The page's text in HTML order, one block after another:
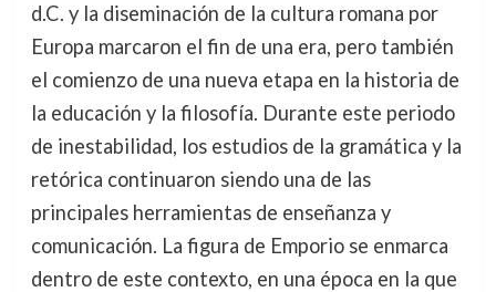
d.C. y la diseminación de la cultura romana por
Europa marcaron el fin de una era, pero también
el comienzo de una nueva etapa en la historia de
la educación y la filosofía. Durante este periodo
de inestabilidad, los estudios de la gramática y la
retórica continuaron siendo una de las
principales herramientas de enseñanza y
comunicación. La figura de Emporio se enmarca
dentro de este contexto, en una época en la que